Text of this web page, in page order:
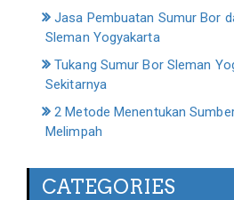
Jasa Pembuatan Sumur Bor
Sleman Yogyakarta
Tukang Sumur Bor Sleman
Sekitarnya
2 Metode Menentukan
Melimpah
CATEGORIES